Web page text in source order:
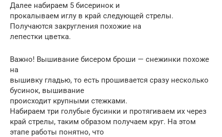
Далее набираем 5 бисеринок и
прокалываем иглу в край следующей стрелы.
Получаются закругления похожие на
лепестки цветка.
Важно! Вышивание бисером броши — снежинки похоже
на
вышивку гладью, то есть прошивается сразу несколько
бусинок, вышивание
происходит крупными стежками.
Набираем три голубые бусинки и протягиваем их через
край стрелы, таким образом получаем круг. На этом
этапе работы понятно, что